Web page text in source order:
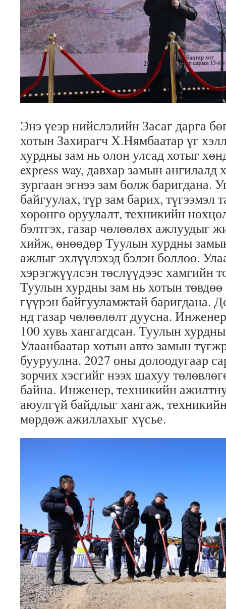
Энэ үеэр нийслэлийн Засаг дарга
хотын Захирагч Х.Нямбаатар үг
хурдны зам нь олон улсад хотыг
express way, давхар замын ангилалд
зургаан эгнээ зам болж баригдана.
байгуулах, түр зам барих, түгээмэл
хөрөнгө оруулалт, техникийн
бэлтгэх, газар чөлөөлөх ажлуудыг
хийж, өнөөдөр Туулын хурдны
ажлыг эхлүүлэхэд бэлэн боллоо.
хэрэгжүүлсэн төслүүдээс хамгийн
Туулын хурдны зам нь хотын
гүүрэн байгууламжтай баригдана.
нд газар чөлөөлөлт дуусна.
100 хувь хангагдсан. Туулын
Улаанбаатар хотын авто замын
бууруулна. 2027 оны долоодугаар
зорчих хэсгийг нээх шахуу
байна. Инженер, техникийн
аюулгүй байдлыг хангаж,
мөрдөж ажиллахыг хүсье.